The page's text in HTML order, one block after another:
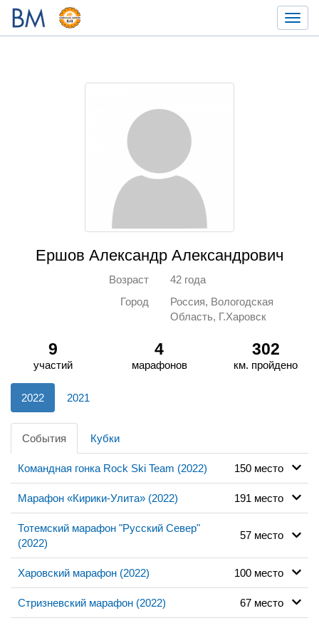
Ершов Александр Александрович
Возраст
42 года
Город
Россия, Вологодская
Область, Г.Харовск
9
участий
4
марафонов
302
км. пройдено
2022 2021
События Кубки
Командная гонка Rock Ski Team (2022) 150 место
Марафон «Кирики-Улита» (2022) 191 место
Тотемский марафон "Русский Север"
(2022)
57 место
Харовский марафон (2022) 100 место
Стризневский марафон (2022) 67 место